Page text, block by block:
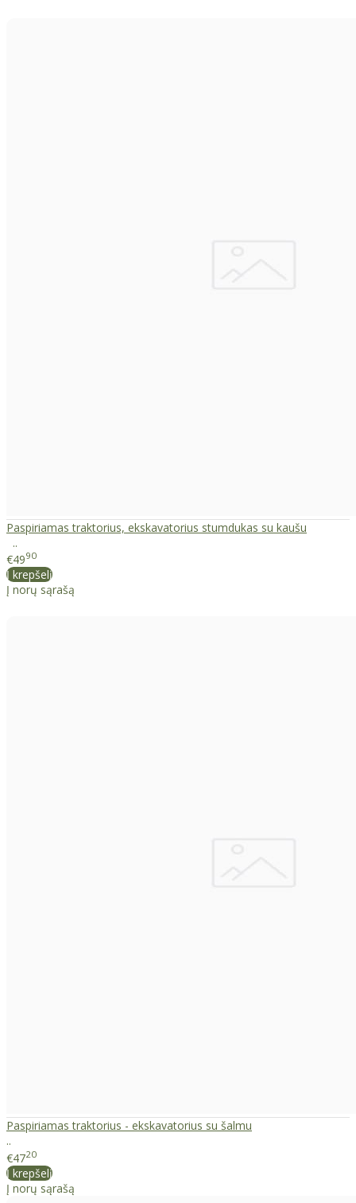
Paspiriamas traktorius, ekskavatorius stumdukas su kaušu
..
€4990
Į krepšelį
Į norų sąrašą
Paspiriamas traktorius - ekskavatorius su šalmu
..
€4720
Į krepšelį
Į norų sąrašą